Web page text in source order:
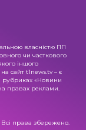
власністю ПП
чи часткового
іншого
сайт t1news.tv – є
рубриках «Новини
правах реклами.
Всі права збережено.